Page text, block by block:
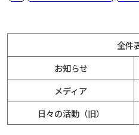
全件
お知らせ
メディア
日々の活動（旧）